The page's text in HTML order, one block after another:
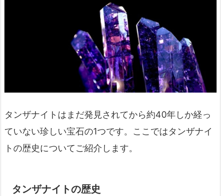
タンザナイトはまだ発見されてから約40年しか経っ
ていない珍しい宝石の1つです。ここではタンザナイ
トの歴史についてご紹介します。
タンザナイトの歴史